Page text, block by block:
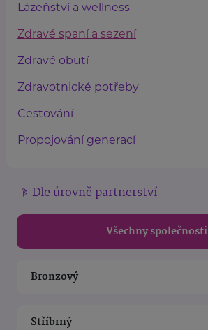
Lázeňství a wellness
Zdravé spaní a sezení
Zdravé obutí
Zdravotnické potřeby
Cestování
Propojování generací
Dle úrovně partnerství
Všechny společnosti
Bronzový
Stříbrný